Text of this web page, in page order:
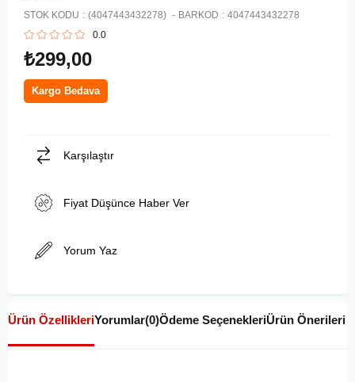
STOK KODU (4047443432278) BARKOD : 4047443432278
0.0
₺299,00
Kargo Bedava
Karşılaştır
Fiyat Düşünce Haber Ver
Yorum Yaz
Ürün ÖzellikleriYorumlar(0)Ödeme SeçenekleriÜrün Önerileri